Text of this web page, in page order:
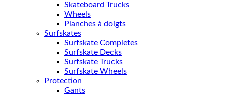
Skateboard Trucks
Wheels
Planches à doigts
Surfskates
Surfskate Completes
Surfskate Decks
Surfskate Trucks
Surfskate Wheels
Protection
Gants